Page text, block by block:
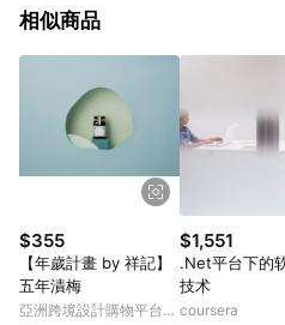
行為，不具贈點資格，部分退款不在
運費，攤位費等不具贈點資格。 9.
顏色、價位、贈品如與 Pinkoi 商品資
Pinkoi 購物商品資訊頁及購物車標示
則請以點數紅包活動說明為準。 11.
頁面後才首次下載 Pinkoi APP 並完
上，首次下載 Pinkoi APP 後，需透過
面，方享導購資格。
相似商品
$355
【年歲計畫 by 祥記】
五年漬梅
亞洲跨境設計購物平台
$1,551
.Net平台下的
技术
coursera